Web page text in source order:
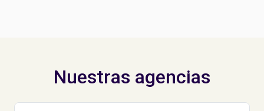
Nuestras agencias